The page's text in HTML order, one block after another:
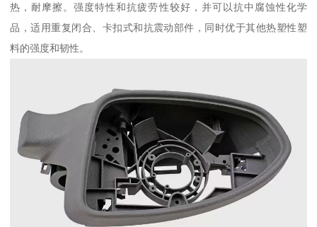
热，耐摩擦。强度特性和抗疲劳性较好，并可以抗中腐蚀性化学
品，适用重复闭合、卡扣式和抗震动部件，同时优于其他热塑性塑
料的强度和韧性。